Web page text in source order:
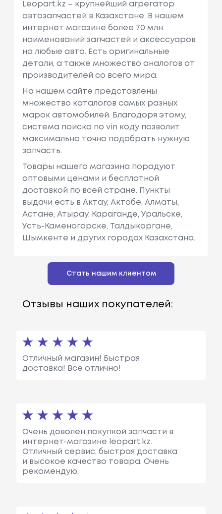
Leopart.kz – крупнейший агрегатор
автозапчастей в Казахстане. В нашем
интернет магазине более 70 млн
наименований запчастей и аксессуаров
на любые авто. Есть оригинальные
детали, а также множество аналогов от
производителей со всего мира.
На нашем сайте представлены
множество каталогов самых разных
марок автомобилей. Благодоря этому,
система поиска по vin коду позволит
максимально точно подобрать нужную
запчасть.
Товары нашего магазина порадуют
оптовыми ценами и бесплатной
доставкой по всей стране. Пункты
выдачи есть в Актау, Актобе, Алматы,
Астане, Атырау, Караганде, Уральске,
Усть-Каменогорске, Талдыкоргане,
Шымкенте и других городах Казахстана.
Стать нашим клиентом
Отзывы наших покупателей:
Отличный магазин! Быстрая
доставка! Всё отлично!
Очень доволен покупкой запчасти в
интернет-магазине leopart.kz.
Отличный сервис, быстрая доставка
и высокое качество товара. Очень
рекомендую.